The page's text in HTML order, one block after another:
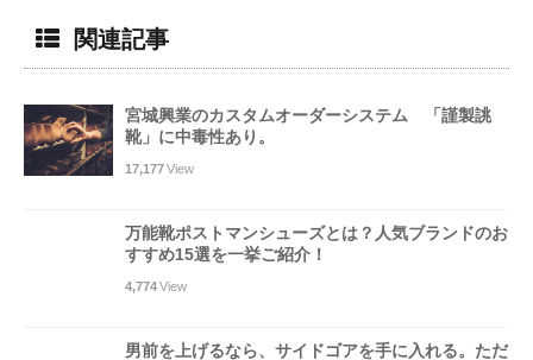
関連記事
宮城興業のカスタムオーダーシステム 「謹製誂
靴」に中毒性あり。
17,177View
万能靴ポストマンシューズとは？人気ブランドのお
すすめ15選を一挙ご紹介！
4,774View
男前を上げるなら、サイドゴアを手に入れる。ただ